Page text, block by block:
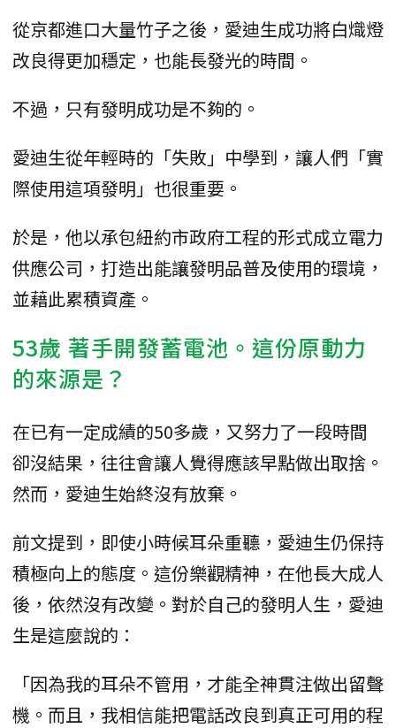
從京都進口大量竹子之後，愛迪生成功將白熾燈
改良得更加穩定，也能長發光的時間。
不過，只有發明成功是不夠的。
愛迪生從年輕時的「失敗」中學到，讓人們「實
際使用這項發明」也很重要。
於是，他以承包紐約市政府工程的形式成立電力
供應公司，打造出能讓發明品普及使用的環境，
並藉此累積資產。
53歲 著手開發蓄電池。這份原動力
的來源是？
在已有一定成績的50多歲，又努力了一段時間
卻沒結果，往往會讓人覺得應該早點做出取捨。
然而，愛迪生始終沒有放棄。
前文提到，即使小時候耳朵重聽，愛迪生仍保持
積極向上的態度。這份樂觀精神，在他長大成人
後，依然沒有改變。對於自己的發明人生，愛迪
生是這麼說的：
「因為我的耳朵不管用，才能全神貫注做出留聲
機。而且，我相信能把電話改良到真正可用的程